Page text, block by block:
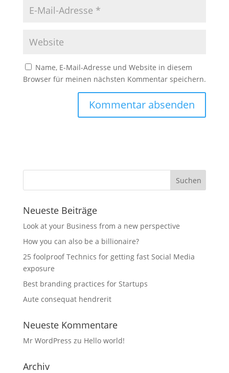
Name, E-Mail-Adresse und Website in diesem
Browser für meinen nächsten Kommentar speichern.
Neueste Beiträge
Look at your Business from a new perspective
How you can also be a billionaire?
25 foolproof Technics for getting fast Social Media
exposure
Best branding practices for Startups
Aute consequat hendrerit
Neueste Kommentare
Mr WordPress zu Hello world!
Archiv